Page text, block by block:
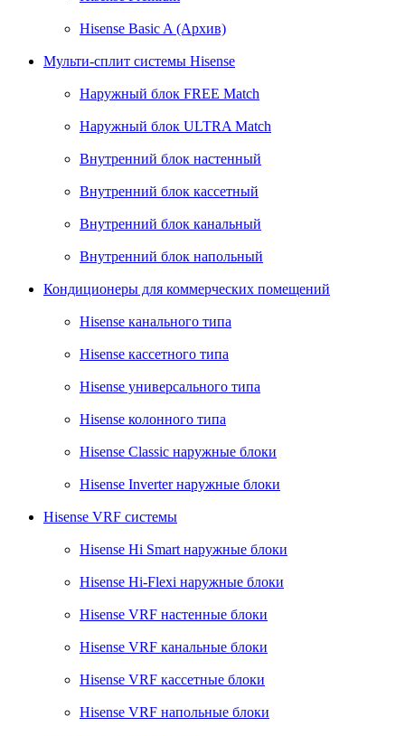
Hisense Basic A (Архив)
Мульти-сплит системы Hisense
Наружный блок FREE Match
Наружный блок ULTRA Match
Внутренний блок настенный
Внутренний блок кассетный
Внутренний блок канальный
Внутренний блок напольный
Кондиционеры для коммерческих помещений
Hisense канального типа
Hisense кассетного типа
Hisense универсального типа
Hisense колонного типа
Hisense Classic наружные блоки
Hisense Inverter наружные блоки
Hisense VRF системы
Hisense Hi Smart наружные блоки
Hisense Hi-Flexi наружные блоки
Hisense VRF настенные блоки
Hisense VRF канальные блоки
Hisense VRF кассетные блоки
Hisense VRF напольные блоки